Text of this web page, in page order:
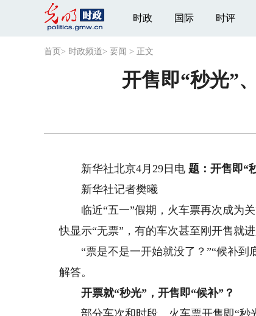
时政 国际 时评
首页 > 时政频道> 要闻 > 正文
开售即“秒光”
新华社北京4月29日电题：开售即“
新华社记者樊曦
临近“五一”假期，火车票再次成为关
快显示“无票”，有的车次甚至刚开售就进
“票是不是一开始就没了？”“候补到
解答。
开票就“秒光”，开售即“候补”？
部分车次和时段，火车票开售即“秒